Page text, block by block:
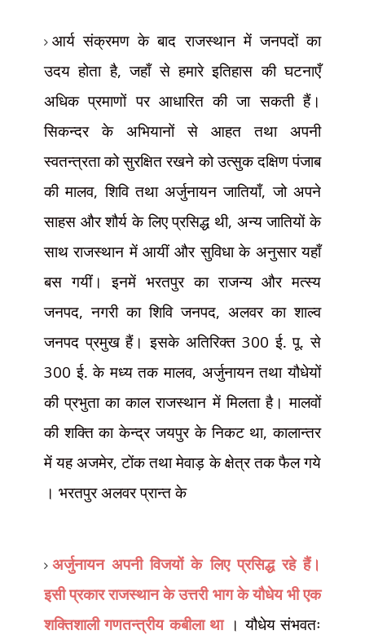
आर्य संक्रमण के बाद राजस्थान में जनपदों का
उदय होता है,जहाँ से हमारे इतिहास की घटनाएँ
अधिक प्रमाणों पर आधारित की जा सकती हैं।
सिकन्दर के अभियानों से आहत तथा अपनी
स्वतन्त्रता को सुरक्षित रखने को उत्सुक दक्षिण पंजाब
की मालव,शिवि तथा अर्जुनायन जातियाँ,जो अपने
साहस और शौर्य के लिए प्रसिद्ध थी, अन्य जातियों के
साथ राजस्थान में आयीं और सुविधा के अनुसार यहाँ
बस गयीं। इनमें भरतपुर का राजन्य और मत्स्य
जनपद,नगरी का शिवि जनपद,अलवर का शाल्व
जनपद प्रमुख हैं। इसके अतिरिक्त 300 ई. पू. से
300 ई. के मध्य तक मालव, अर्जुनायन तथा यौधेयों
की प्रभुता का काल राजस्थान में मिलता है। मालवों
की शक्ति का केन्द्र जयपुर के निकट था,कालान्तर
में यह अजमेर,टोंक तथा मेवाड़ के क्षेत्र तक फैल गये
। भरतपुर अलवर प्रान्त के
अर्जुनायन अपनी विजयों के लिए प्रसिद्ध रहे हैं।
इसी प्रकार राजस्थान के उत्तरी भाग के यौधेय भी एक
शक्तिशाली गणतन्त्रीय कबीला था । यौधेय संभवतः